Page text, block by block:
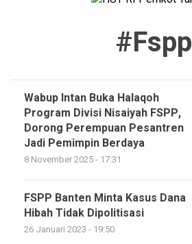
#fspp
Wabup Intan Buka Halaqoh
Program Divisi Nisaiyah FSPP,
Dorong Perempuan Pesantren
Jadi Pemimpin Berdaya
8 November 2025 - 17:31
FSPP Banten Minta Kasus Dana
Hibah Tidak Dipolitisasi
26 Januari 2023 - 19:50